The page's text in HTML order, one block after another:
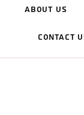
About Us
Contact